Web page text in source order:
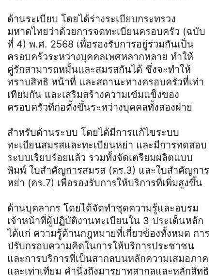
ด้านระเบียบ โดยได้ร่างระเบียบกระทรวง
มหาดไทยว่าด้วยการจดทะเบียนครอบครัว (ฉบับ
ที่ 4) พ.ศ. 2568 เพื่อรองรับการอยู่ร่วมกันเป็น
ครอบครัวระหว่างบุคคลเพศหลากหลาย ทำให้
คู่รักสามารถหมั้นและสมรสกันได้ ซึ่งจะทำให้
ทราบสิทธิ หน้าที่ และสถานะทางครอบครัวที่เท่า
เทียมกัน และเสริมสร้างความเข้มแข็งของ
ครอบครัวที่ก่อตั้งขึ้นระหว่างบุคคลทั้งสองฝ่าย
สำหรับด้านระบบ โดยได้มีการแก้ไขระบบ
ทะเบียนสมรสและทะเบียนหย่า และมีการทดสอบ
ระบบเรียบร้อยแล้ว รวมทั้งจัดเตรียมผลิตแบบ
พิมพ์ ใบสำคัญการสมรส (คร.3) และใบสำคัญการ
หย่า (คร.7) เพื่อรองรับการให้บริการที่เพิ่มสูงขึ้น
ด้านบุคลากร โดยได้จัดทำชุดความรู้และอบรม
เจ้าหน้าที่ผู้ปฏิบัติงานทะเบียนใน 3 ประเด็นหลัก
ได้แก่ ความรู้ด้านกฎหมายที่เกี่ยวข้องทั้งหมด การ
ปรับกรอบความคิดในการให้บริการประชาชน
และการบริการที่เป็นสากลบนหลักความเสมอภาค
และเท่าเทียม คำนึงถึงมารยาทสากลและหลักสิทธิ